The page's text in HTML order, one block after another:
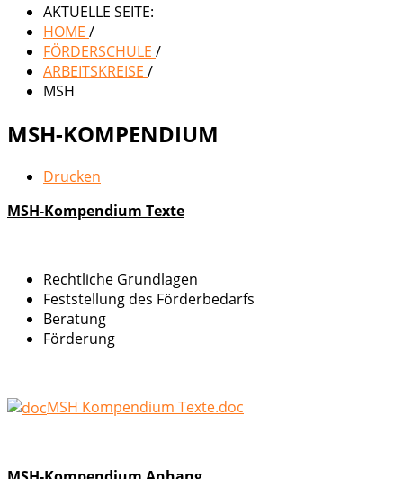
AKTUELLE SEITE:
HOME /
FÖRDERSCHULE /
ARBEITSKREISE /
MSH
MSH-KOMPENDIUM
Drucken
MSH-Kompendium Texte
Rechtliche Grundlagen
Feststellung des Förderbedarfs
Beratung
Förderung
MSH Kompendium Texte.doc